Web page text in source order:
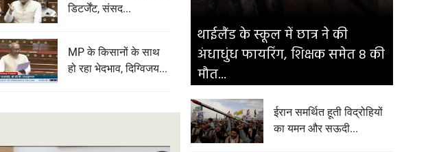
डिटर्जेंट, संसद...
MP के किसानों के साथ
हो रहा भेदभाव, दिग्विजय...
थाईलैंड के स्कूल में छात्र ने की
अंधाधुंध फायरिंग, शिक्षक समेत 8 की
मौत...
ईरान समर्थित हूती विद्रोहियों
का यमन और सऊदी...